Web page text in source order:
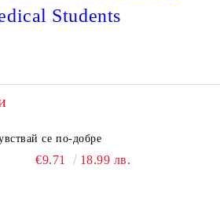
Students
се по-добре
€9.71 18.99 лв.